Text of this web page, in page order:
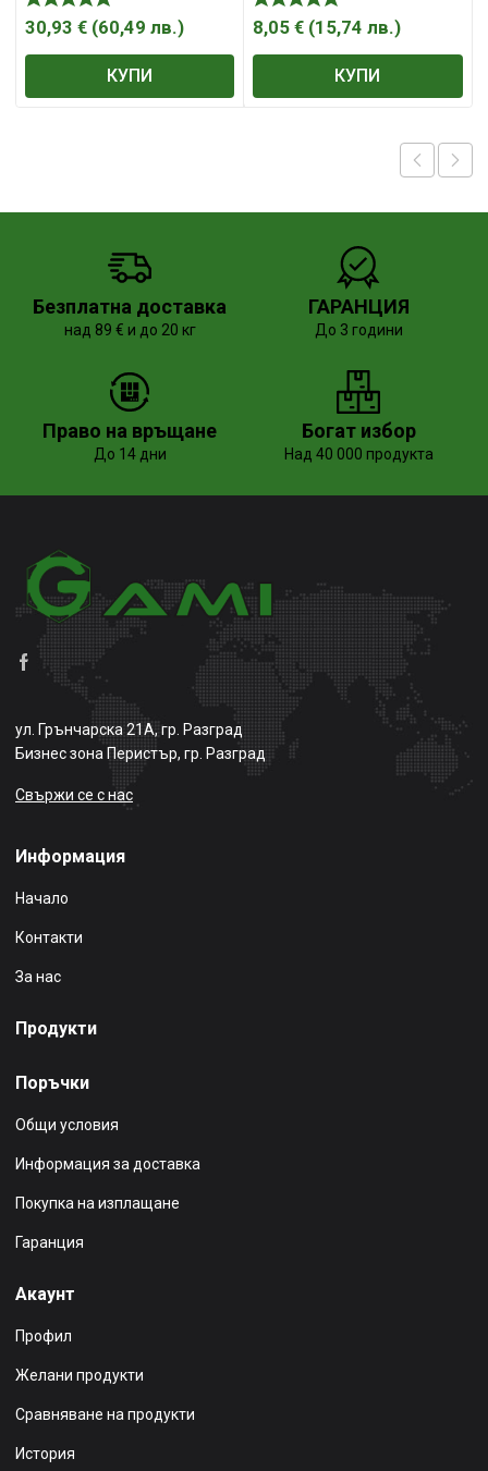
30,93 € (60,49 лв.)
КУПИ
8,05€ (15,74лв.)
КУПИ
Безплатна доставка
над 89 € и до 20 кг
ГАРАНЦИЯ
До 3 години
Право на връщане
До 14 дни
Богат избор
Над 40 000 продукта
ул. Грънчарска 21А, гр. Разград
Бизнес зона Перистър, гр. Разград
Свържи се с нас
Информация
Начало
Контакти
За нас
Продукти
Поръчки
Общи условия
Информация за доставка
Покупка на изплащане
Гаранция
Акаунт
Профил
Желани продукти
Сравняване на продукти
История